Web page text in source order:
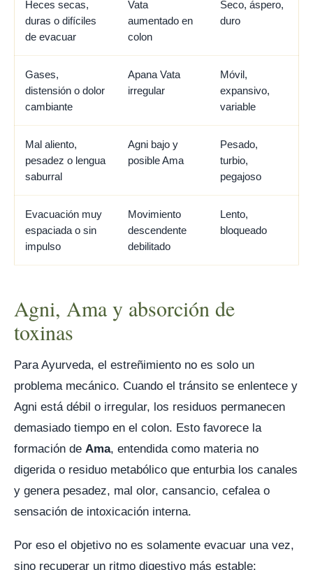
Heces secas,
duras o difíciles
de evacuar
Vata
aumentado en
colon
Seco, áspero,
duro
Gases,
distensión o dolor
cambiante
Apana Vata
irregular
Móvil,
expansivo,
variable
Mal aliento,
pesadez o lengua
saburral
Agni bajo y
posible Ama
Pesado,
turbio,
pegajoso
Evacuación muy
espaciada o sin
impulso
Movimiento
descendente
debilitado
Lento,
bloqueado
Agni, Ama y absorción de
toxinas
Para Ayurveda, el estreñimiento no es solo un
problema mecánico. Cuando el tránsito se enlentece y
Agni está débil o irregular, los residuos permanecen
demasiado tiempo en el colon. Esto favorece la
formación de Ama, entendida como materia no
digerida o residuo metabólico que enturbia los canales
y genera pesadez, mal olor, cansancio, cefalea o
sensación de intoxicación interna.
Por eso el objetivo no es solamente evacuar una vez,
sino recuperar un ritmo digestivo más estable: